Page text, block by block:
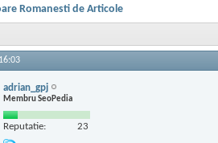
Romanesti de Articole
16:03
adrian_gpj
Membru SeoPedia
Reputatie: 23